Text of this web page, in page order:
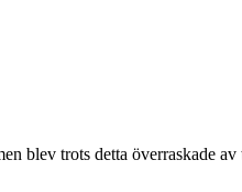
blev trots detta överraskade